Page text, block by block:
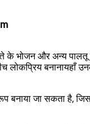
के भोजन और अन्य
लोकप्रिय
जा सकता है,